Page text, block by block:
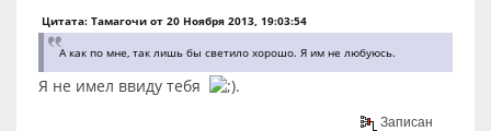
Цитата: Тамагочи от 20 Ноября 2013, 19:03:54
А как по мне, так лишь бы светило хорошо. Я им не любуюсь.
Я не имел ввиду тебя .
Записан